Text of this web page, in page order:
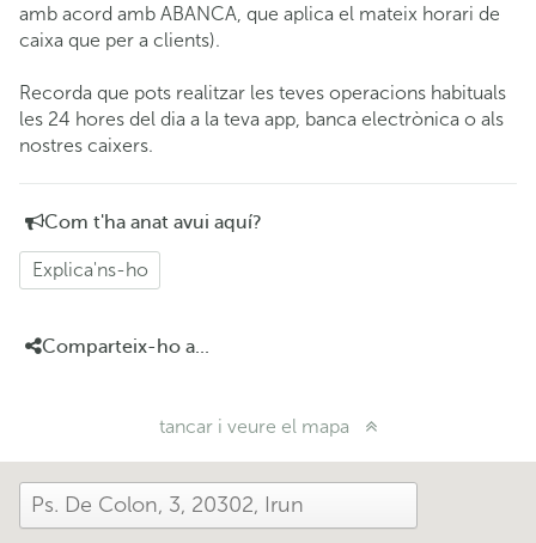
amb acord amb ABANCA, que aplica el mateix horari de
caixa que per a clients).
Recorda que pots realitzar les teves operacions habituals
les 24 hores del dia a la teva app, banca electrònica o als
nostres caixers.
Com t'ha anat avui aquí?
Explica'ns-ho
Comparteix-ho a...
tancar i veure el mapa